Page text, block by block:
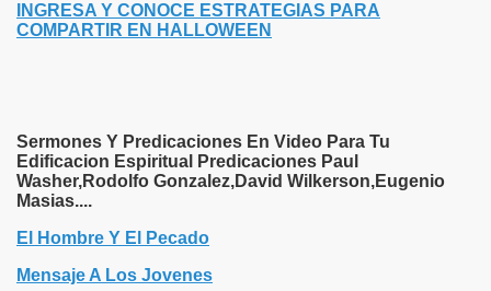
INGRESA Y CONOCE ESTRATEGIAS PARA
COMPARTIR EN HALLOWEEN
Sermones Y Predicaciones En Video Para Tu
Edificacion Espiritual Predicaciones Paul
Washer,Rodolfo Gonzalez,David Wilkerson,Eugenio
Masias....
El Hombre Y El Pecado
Mensaje A Los Jovenes